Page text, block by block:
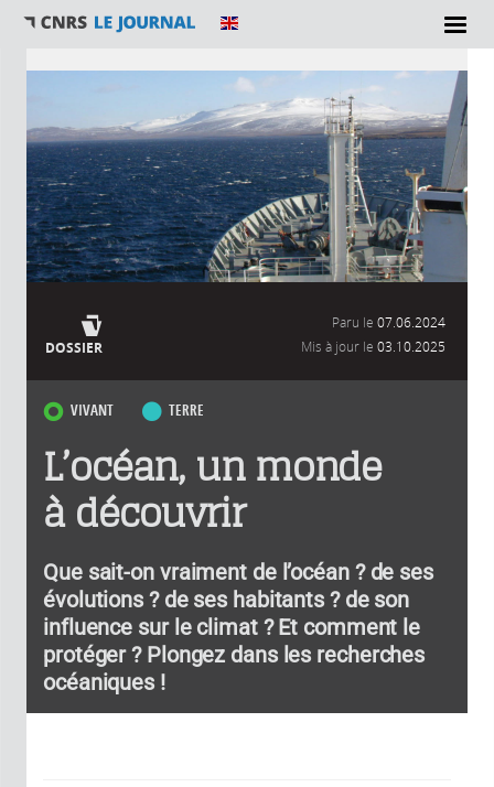
Vous êtes ici
DOSSIER
Paru le 07.06.2024
Mis à jour le 03.10.2025
VIVANT TERRE
L’océan, un monde
à découvrir
Que sait-on vraiment de l’océan ? de ses
évolutions ? de ses habitants ? de son
influence sur le climat ? Et comment le
protéger ? Plongez dans les recherches
océaniques !